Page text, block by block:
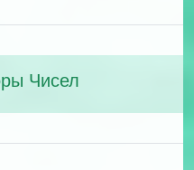
Чисел